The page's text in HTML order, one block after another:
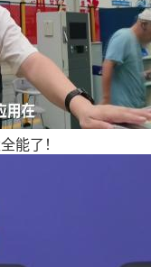
能了！